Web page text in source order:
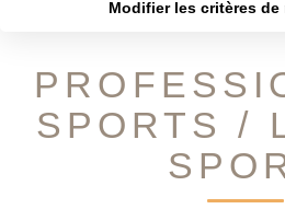
BIENS
Modifier les critères de
Sélectionnez...
Type de bien
SPORTS /